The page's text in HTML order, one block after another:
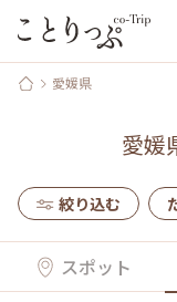
愛媛県
愛媛
絞り込む
スポット